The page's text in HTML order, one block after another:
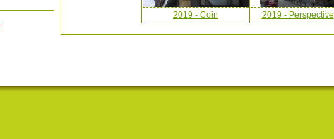
2019 - Coin 2019 - Perspective